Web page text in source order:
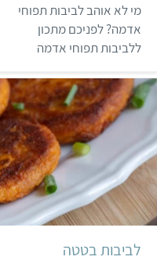
ת
ו
ך
5
מי לא אוהב לביבות תפוחי
אדמה? לפניכם מתכון
ללביבות תפוחי אדמה
שכל אחד אוהב. זה המאכל
האידיאלי לחג החנוכה, וגם
סתם כשמתחשק לאכול
נשנוש טעים ומנחם.
קל
לביבות בטטה